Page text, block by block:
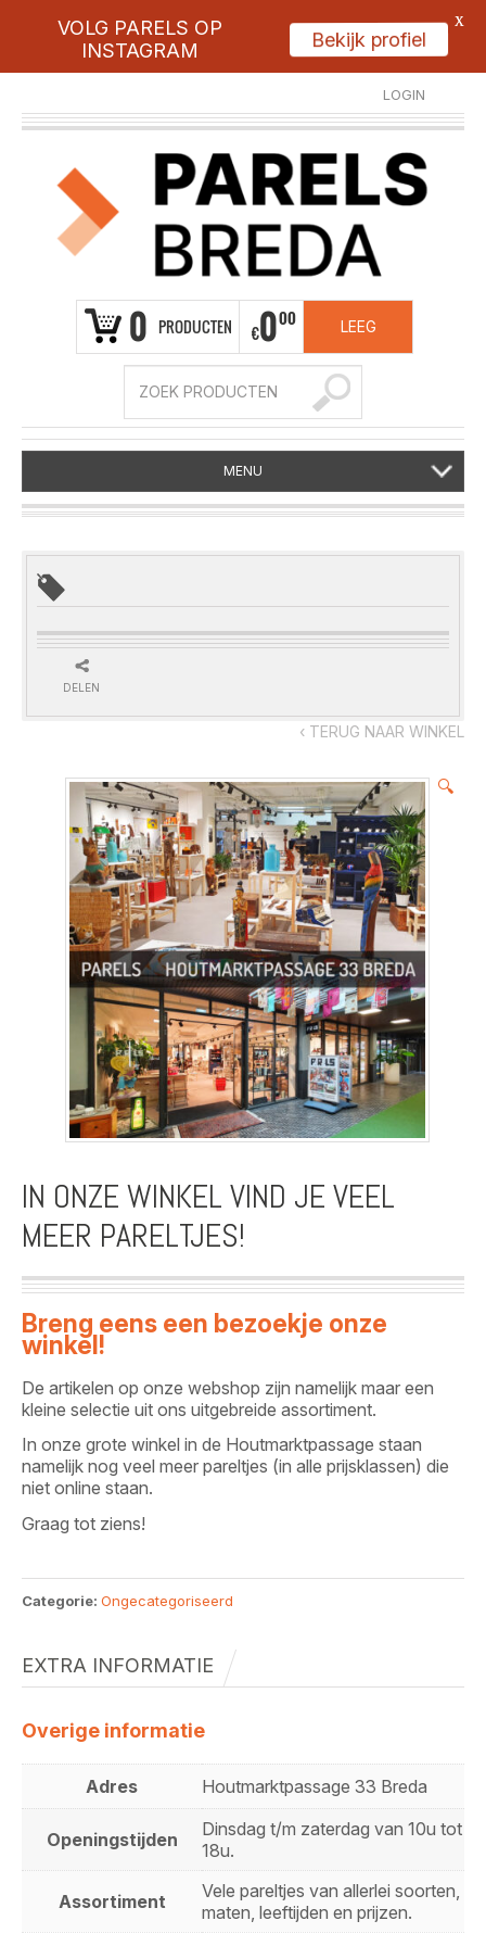
LOGIN
REGISTREER
0 PRODUCTEN €000 LEEG
MENU
‹ TERUG NAAR WINKEL
🔍
IN ONZE WINKEL VIND JE VEEL
MEER PARELTJES!
Breng eens een bezoekje onze
winkel!
De artikelen op onze webshop zijn namelijk maar een
kleine selectie uit ons uitgebreide assortiment.
In onze grote winkel in de Houtmarktpassage staan
namelijk nog veel meer pareltjes (in alle prijsklassen) die
niet online staan.
Graag tot ziens!
Categorie: Ongecategoriseerd
EXTRA INFORMATIE
Overige informatie
Adres Houtmarktpassage 33 Breda
Openingstijden
Dinsdag t/m zaterdag van 10u tot
18u.
Assortiment
Vele pareltjes van allerlei soorten,
maten, leeftijden en prijzen.
DELEN
VOLG PARELS OP
INSTAGRAM
Bekijk profiel
X